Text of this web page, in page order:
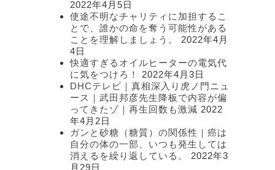
2022年4月5日
使途不明なチャリティに加担するこ
とで、誰かの命を奪う可能性がある
ことを理解しましょう。
2022年4月
4日
快適すぎるオイルヒーターの電気代
に気をつけろ！
2022年4月3日
DHCテレビ｜真相深入り虎ノ門ニュ
ース｜武田邦彦先生降板で内容が偏
ってきたゾ｜再生回数も激減 2022
年4月2日
ガンと砂糖（糖質）の関係性｜癌は
自分の体の一部、いつも発生しては
消えるを繰り返している。
2022年3
月29日